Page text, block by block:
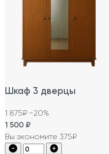
Шкаф 3 дверцы
1 875₽ −20%
1 500 ₽
Вы экономите 375₽